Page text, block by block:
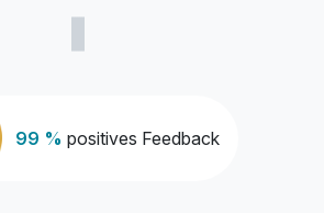
99 % positives Feedback